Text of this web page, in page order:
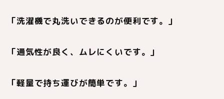
「洗濯機で丸洗いできるのが便利です。」
「通気性が良く、ムレにくいです。」
「軽量で持ち運びが簡単です。」